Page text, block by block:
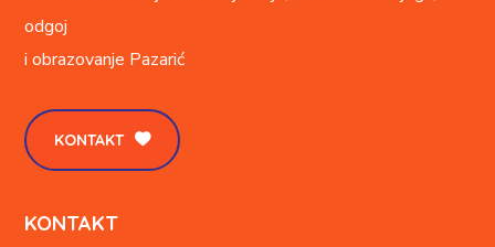
odgoj
i obrazovanje Pazarić
KONTAKT
KONTAKT